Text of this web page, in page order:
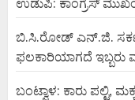
ಬಿ.ಸಿ.ರೋಡ್ ಎನ್.ಜಿ.
ಫಲಕಾರಿಯಾಗದೆ ಇಬ್ಬರು
ಬಂಟ್ವಾಳ: ಕಾರು ಪಲ್ಟಿ,